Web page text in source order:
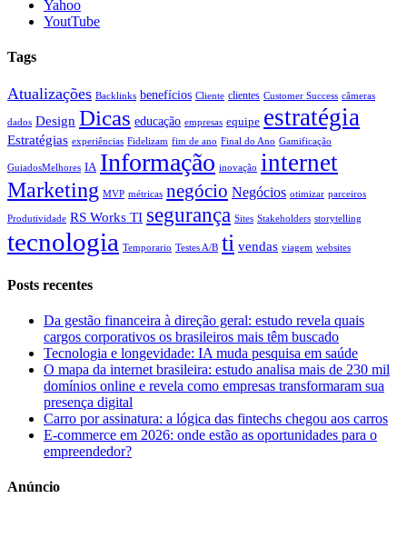
Yahoo
YoutTube
Tags
Atualizações Backlinks benefícios Cliente clientes Customer Success câmeras
dados Design Dicas educação empresas equipe estratégia
Estratégias experiências Fidelizam fim de ano Final do Ano Gamificação
GuiadosMelhores IA Informação inovação internet
Marketing MVP métricas negócio Negócios otimizar parceiros
Produtividade RS Works TI segurança Sites Stakeholders storytelling
tecnologia Temporario Testes A/B ti vendas viagem websites
Posts recentes
Da gestão financeira à direção geral: estudo revela quais
cargos corporativos os brasileiros mais têm buscado
Tecnologia e longevidade: IA muda pesquisa em saúde
O mapa da internet brasileira: estudo analisa mais de 230 mil
domínios online e revela como empresas transformaram sua
presença digital
Carro por assinatura: a lógica das fintechs chegou aos carros
E-commerce em 2026: onde estão as oportunidades para o
empreendedor?
Anúncio